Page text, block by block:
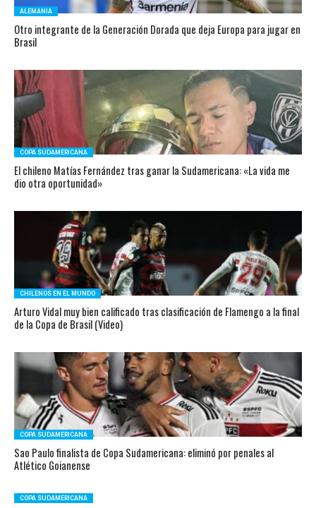
ALEMANIA
Otro integrante de la Generación Dorada que deja Europa para jugar en
Brasil
COPA SUDAMERICANA
El chileno Matías Fernández tras ganar la Sudamericana: «La vida me
dio otra oportunidad»
CHILENOS EN EL MUNDO
Arturo Vidal muy bien calificado tras clasificación de Flamengo a la final
de la Copa de Brasil (Video)
COPA SUDAMERICANA
Sao Paulo finalista de Copa Sudamericana: eliminó por penales al
Atlético Goianense
COPA SUDAMERICANA